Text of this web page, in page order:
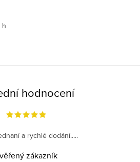
hodnocení
a rychlé dodání.....
zákazník